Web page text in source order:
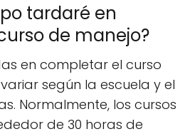
tardaré en
de manejo?
en completar el curso
según la escuela y el
Normalmente, los cursos
de 30 horas de